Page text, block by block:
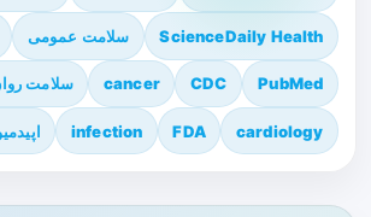
ScienceDaily Health سلامت عمومی
PubMed
CDC
cancer سلامت
cardiology
FDA
infection